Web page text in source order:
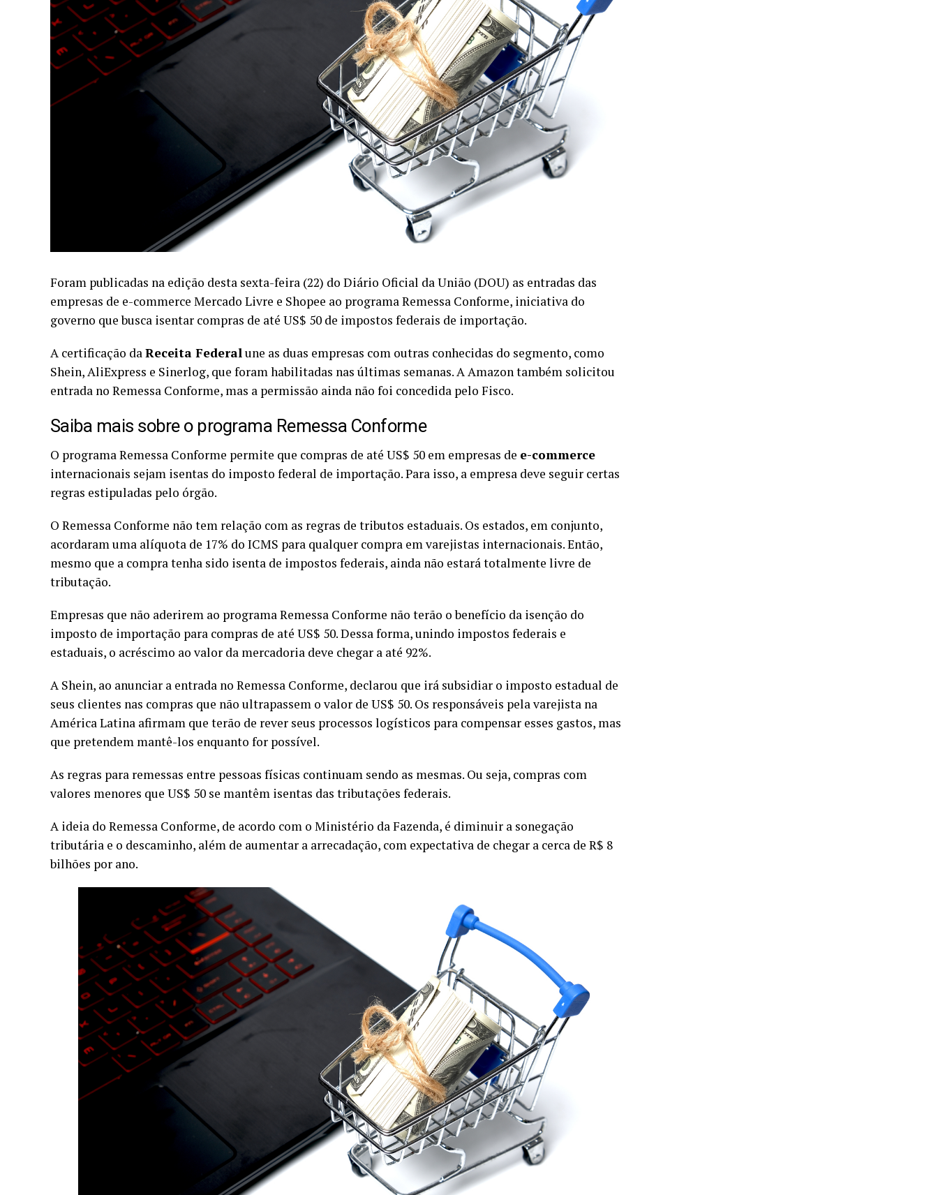
Foram publicadas na edição desta sexta-feira (22) do Diário Oficial da União (DOU) as entradas das
empresas de e-commerce Mercado Livre e Shopee ao programa Remessa Conforme, iniciativa do
governo que busca isentar compras de até US$ 50 de impostos federais de importação.
A certificação daReceita Federalune as duas empresas com outras conhecidas do segmento, como
Shein, AliExpress e Sinerlog, que foram habilitadas nas últimas semanas. A Amazon também solicitou
entrada no Remessa Conforme, mas a permissão ainda não foi concedida pelo Fisco.
Saiba mais sobre o programa Remessa Conforme
O programa Remessa Conforme permite que compras de até US$ 50 em empresas de e-commerce
internacionais sejam isentas do imposto federal de importação. Para isso, a empresa deve seguir certas
regras estipuladas pelo órgão.
O Remessa Conforme não tem relação com as regras de tributos estaduais. Os estados, em conjunto,
acordaram uma alíquota de 17% do ICMS para qualquer compra em varejistas internacionais. Então,
mesmo que a compra tenha sido isenta de impostos federais, ainda não estará totalmente livre de
tributação.
Empresas que não aderirem ao programa Remessa Conforme não terão o benefício da isenção do
imposto de importação para compras de até US$ 50. Dessa forma, unindo impostos federais e
estaduais, o acréscimo ao valor da mercadoria deve chegar a até 92%.
A Shein, ao anunciar a entrada no Remessa Conforme, declarou que irá subsidiar o imposto estadual de
seus clientes nas compras que não ultrapassem o valor de US$ 50. Os responsáveis pela varejista na
América Latina afirmam que terão de rever seus processos logísticos para compensar esses gastos, mas
que pretendem mantê-los enquanto for possível.
As regras para remessas entre pessoas físicas continuam sendo as mesmas. Ou seja, compras com
valores menores que US$ 50 se mantêm isentas das tributações federais.
A ideia do Remessa Conforme, de acordo com o Ministério da Fazenda, é diminuir a sonegação
tributária e o descaminho, além de aumentar a arrecadação, com expectativa de chegar a cerca de R$ 8
bilhões por ano.